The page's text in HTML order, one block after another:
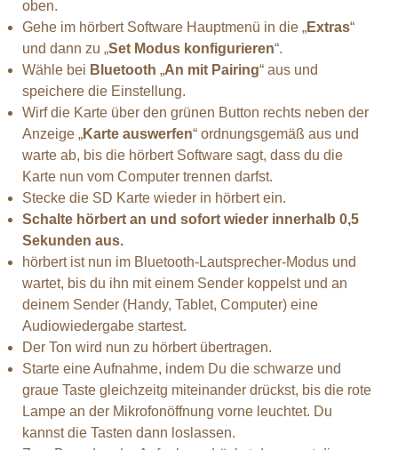
oben.
Gehe im hörbert Software Hauptmenü in die „Extras“
und dann zu „Set Modus konfigurieren“.
Wähle bei Bluetooth „An mit Pairing“ aus und
speichere die Einstellung.
Wirf die Karte über den grünen Button rechts neben der
Anzeige „Karte auswerfen“ ordnungsgemäß aus und
warte ab, bis die hörbert Software sagt, dass du die
Karte nun vom Computer trennen darfst.
Stecke die SD Karte wieder in hörbert ein.
Schalte hörbert an und sofort wieder innerhalb 0,5
Sekunden aus.
hörbert ist nun im Bluetooth-Lautsprecher-Modus und
wartet, bis du ihn mit einem Sender koppelst und an
deinem Sender (Handy, Tablet, Computer) eine
Audiowiedergabe startest.
Der Ton wird nun zu hörbert übertragen.
Starte eine Aufnahme, indem Du die schwarze und
graue Taste gleichzeitg miteinander drückst, bis die rote
Lampe an der Mikrofonöffnung vorne leuchtet. Du
kannst die Tasten dann loslassen.